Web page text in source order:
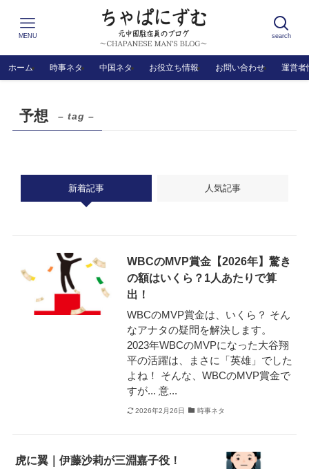
search
MENU
ホーム 時事ネタ 中国ネタ お役立ち情報 お問い合わせ 運営者
予想 – tag –
新着記事 人気記事
WBCのMVP賞金【2026年】驚き
の額はいくら？1人あたりで算
出！
WBCのMVP賞金は、いくら？ そん
なアナタの疑問を解決します。
2023年WBCのMVPになった大谷翔
平の活躍は、まさに「英雄」でした
よね！ そんな、WBCのMVP賞金で
すが... 意...
2026年2月26日 時事ネタ
虎に翼｜伊藤沙莉が三淵嘉子役！